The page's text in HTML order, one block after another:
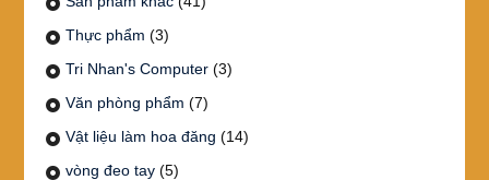
Thực phẩm (3)
Tri Nhan's Computer (3)
Văn phòng phẩm (7)
Vật liệu làm hoa đăng (14)
vòng đeo tay (5)